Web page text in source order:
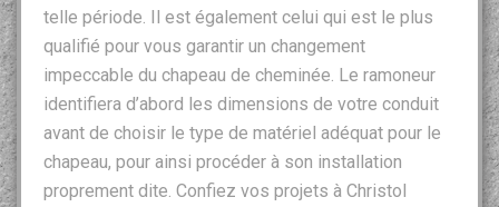
telle période. Il est également celui qui est le plus
qualifié pour vous garantir un changement
impeccable du chapeau de cheminée. Le ramoneur
identifiera d’abord les dimensions de votre conduit
avant de choisir le type de matériel adéquat pour le
chapeau, pour ainsi procéder à son installation
proprement dite. Confiez vos projets à Christol